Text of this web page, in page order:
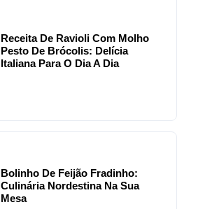
Receita De Ravioli Com Molho
Pesto De Brócolis: Delícia
Italiana Para O Dia A Dia
Bolinho De Feijão Fradinho:
Culinária Nordestina Na Sua
Mesa